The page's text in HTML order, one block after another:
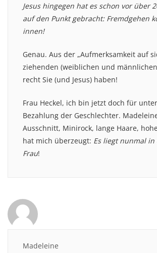
Jesus hingegen hat es schon vor über
auf den Punkt gebracht: Fremdgehen
innen!
Genau. Aus der „Aufmerksamkeit auf
ziehenden (weiblichen und
recht Sie (und Jesus) haben!
Frau Heckel, ich bin jetzt doch für
Bezahlung der Geschlechter.
Ausschnitt, Minirock, lange Haare,
hat mich überzeugt: Es liegt nunmal
Frau!
Madeleine